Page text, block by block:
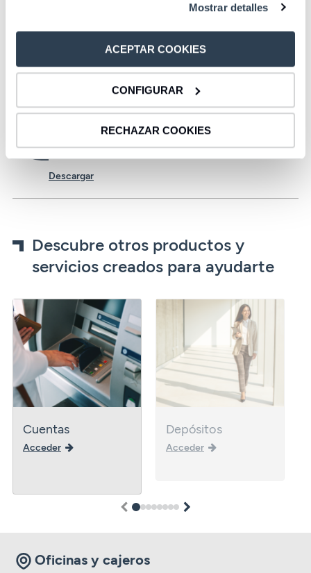
Mostrar detalles
ACEPTAR COOKIES
CONFIGURAR
RECHAZAR COOKIES
Si tienes alguna duda llámanos al
900 107 411.
Formulario
Descargar
Descubre otros productos y
servicios creados para ayudarte
Cuentas
Acceder
Depósitos
Acceder
12345678
Oficinas y cajeros